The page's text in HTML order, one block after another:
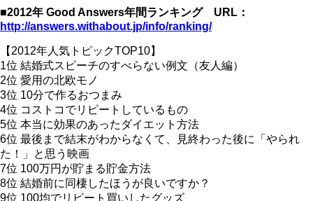
■2012年 Good Answers年間ランキング URL：
http://answers.withabout.jp/info/ranking/
【2012年人気トピックTOP10】
1位 結婚式スピーチのすべらない例文（友人編）
2位 愛用の北欧モノ
3位 10分で作るおつまみ
4位 コストコでリピートしているもの
5位 本当に効果のあったダイエット方法
6位 最後まで結末がわからなくて、見終わった後に「やられ
た！」と思う映画
7位 100万円が貯まる貯金方法
8位 結婚前に同棲したほうが良いですか？
9位 100均でリピート買いしたグッズ